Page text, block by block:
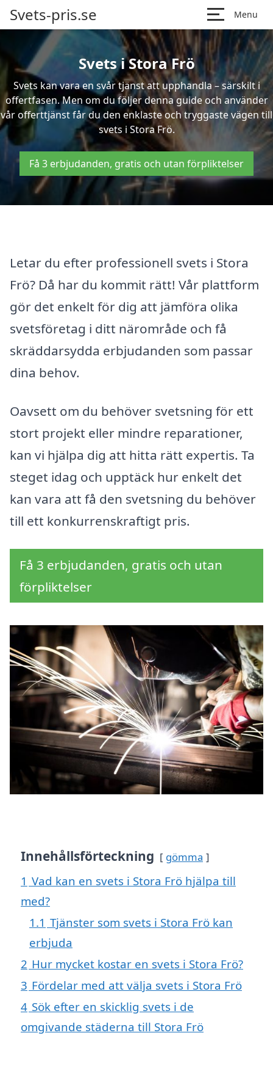
Svets-pris.se Menu
Svets i Stora Frö
Svets kan vara en svår tjänst att upphandla – särskilt i
offertfasen. Men om du följer denna guide och använder
vår offerttjänst får du den enklaste och tryggaste vägen till
svets i Stora Frö.
Få 3 erbjudanden, gratis och utan förpliktelser
Letar du efter professionell svets i Stora
Frö? Då har du kommit rätt! Vår plattform
gör det enkelt för dig att jämföra olika
svetsföretag i ditt närområde och få
skräddarsydda erbjudanden som passar
dina behov.
Oavsett om du behöver svetsning för ett
stort projekt eller mindre reparationer,
kan vi hjälpa dig att hitta rätt expertis. Ta
steget idag och upptäck hur enkelt det
kan vara att få den svetsning du behöver
till ett konkurrenskraftigt pris.
Få 3 erbjudanden, gratis och utan
förpliktelser
Innehållsförteckning gömma
1 Vad kan en svets i Stora Frö hjälpa till
med?
1.1 Tjänster som svets i Stora Frö kan
erbjuda
2 Hur mycket kostar en svets i Stora Frö?
3 Fördelar med att välja svets i Stora Frö
4 Sök efter en skicklig svets i de
omgivande städerna till Stora Frö